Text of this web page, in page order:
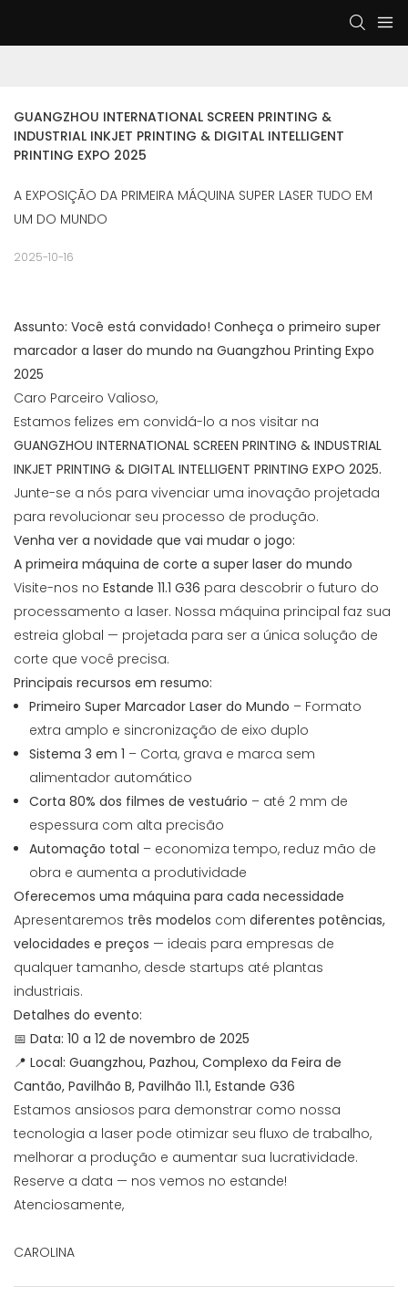
GUANGZHOU INTERNATIONAL SCREEN PRINTING &
INDUSTRIAL INKJET PRINTING & DIGITAL INTELLIGENT
PRINTING EXPO 2025
A EXPOSIÇÃO DA PRIMEIRA MÁQUINA SUPER LASER TUDO EM
UM DO MUNDO
2025-10-16
Assunto: Você está convidado! Conheça o primeiro super
marcador a laser do mundo na Guangzhou Printing Expo
2025
Caro Parceiro Valioso,
Estamos felizes em convidá-lo a nos visitar na
GUANGZHOU INTERNATIONAL SCREEN PRINTING & INDUSTRIAL
INKJET PRINTING & DIGITAL INTELLIGENT PRINTING EXPO 2025.
Junte-se a nós para vivenciar uma inovação projetada
para revolucionar seu processo de produção.
Venha ver a novidade que vai mudar o jogo:
A primeira máquina de corte a super laser do mundo
Visite-nos no Estande 11.1 G36 para descobrir o futuro do
processamento a laser. Nossa máquina principal faz sua
estreia global — projetada para ser a única solução de
corte que você precisa.
Principais recursos em resumo:
Primeiro Super Marcador Laser do Mundo – Formato
extra amplo e sincronização de eixo duplo
Sistema 3 em 1 – Corta, grava e marca sem
alimentador automático
Corta 80% dos filmes de vestuário – até 2 mm de
espessura com alta precisão
Automação total – economiza tempo, reduz mão de
obra e aumenta a produtividade
Oferecemos uma máquina para cada necessidade
Apresentaremos três modelos com diferentes potências,
velocidades e preços — ideais para empresas de
qualquer tamanho, desde startups até plantas
industriais.
Detalhes do evento:
📅 Data: 10 a 12 de novembro de 2025
📍 Local: Guangzhou, Pazhou, Complexo da Feira de
Cantão, Pavilhão B, Pavilhão 11.1, Estande G36
Estamos ansiosos para demonstrar como nossa
tecnologia a laser pode otimizar seu fluxo de trabalho,
melhorar a produção e aumentar sua lucratividade.
Reserve a data — nos vemos no estande!
Atenciosamente,
CAROLINA